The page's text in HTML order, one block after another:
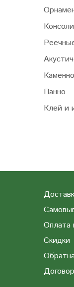
Консоли
Панно
Клей и
Оплата
Скидки